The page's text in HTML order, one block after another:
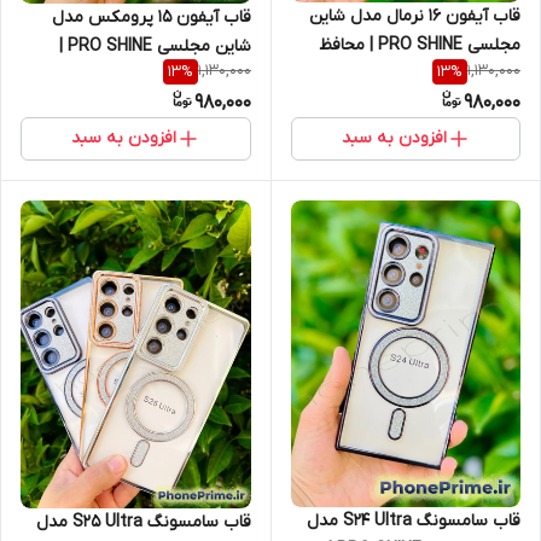
قاب آیفون ۱۶ نرمال مدل شاین
مجلسی PRO SHINE | محافظ
لنزدار (نقد و اقساط) iphone 16
1,130,000
13%
980,000
افزودن به سبد
قاب آیفون ۱۵ پرومکس مدل
شاین مجلسی PRO SHINE |
محافظ لنزدار اکلیلی لاکچری (نقد
و اقساط) iphone 15 promax
1,130,000
13%
980,000
افزودن به سبد
قاب سامسونگ S24 Ultra مدل
قاب سامسونگ S25 Ultra مدل